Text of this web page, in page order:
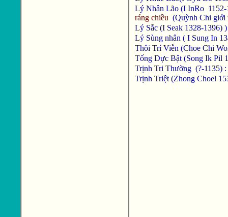
Lý Nhân Lão (I InRo
ráng chiều (Quỳnh Chi giới
Lý Sắc (I Seak 1328-1396)
Lý Sùng nhân ( I Sung In
Thôi Trí Viễn (Choe Chi
Tống Dực Bật (Song Ik Pil
Trịnh Tri Thường (?-1135)
Trịnh Triệt (Zhong Choel